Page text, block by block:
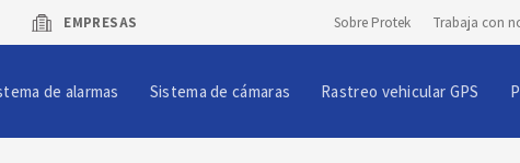
EMPRESAS Sobre Protek Trabaja con
de alarmas Sistema de cámaras Rastreo vehicular GPS